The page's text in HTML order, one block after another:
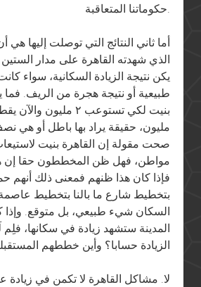
حكوماتنا المتعاقبة.
أما ثاني النتائج التي توصلت إليها هي
الذي شهدته القاهرة على مدار
يكن نتيجة الزيادة السكانية، سواء
طبيعية أو نتيجة هجرة من الريف. فما
مليون، حقيقة يراد بها باطل أو هي
مواطن، فهل ظن المخططون حقا إن
فإذا كان هذا ظنهم فمعنى ذلك أنهم
بتخطيط شارع ما بالنا بتخطيط
السكان شيء طبيعي، بل متوقع. وإذا
المدينة ستشهد زيادة في سكانها، فلِم
الزيادة حسابا؟ وأين خططهم
لا. مشاكل القاهرة لا تكمن في زيادة